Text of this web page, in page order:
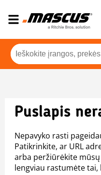
Puslapis
Nepavyko rasti
Patikrinkite, ar URL
arba peržiūrėkite
lengviau rastumėte tai,